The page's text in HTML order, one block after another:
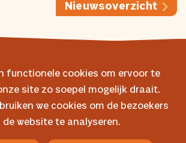
Nieuwsoverzicht
functionele cookies om ervoor te
site zo soepel mogelijk draait.
we cookies om de bezoekers
de website te analyseren.